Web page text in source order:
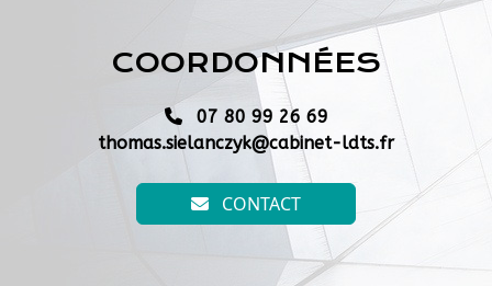
COORDONNÉES
07 80 99 26 69
thomas.sielanczyk@cabinet-ldts.fr
CONTACT